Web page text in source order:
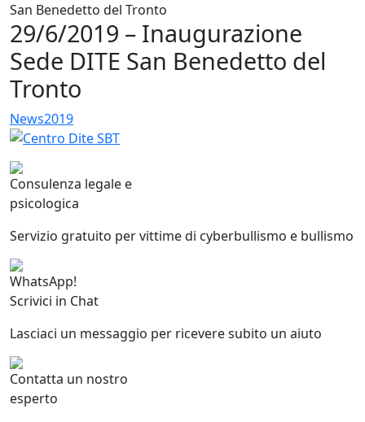
San Benedetto del Tronto
29/6/2019 – Inaugurazione
Sede DITE San Benedetto del
Tronto
News2019
Consulenza legale e
psicologica
Servizio gratuito per vittime di cyberbullismo e bullismo
WhatsApp!
Scrivici in Chat
Lasciaci un messaggio per ricevere subito un aiuto
Contatta un nostro
esperto